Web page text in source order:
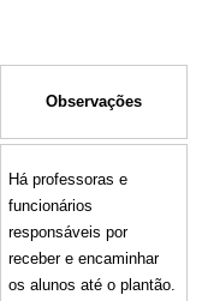
Observações
Há professoras e
funcionários
responsáveis por
receber e encaminhar
os alunos até o plantão.